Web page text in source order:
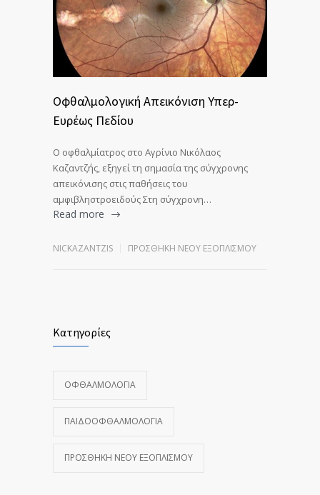
Οφθαλμολογική Απεικόνιση Υπερ-
Ευρέως Πεδίου
Ο οφθαλμίατρος στο Αγρίνιο Νικόλαος
Καζαντζής, εξηγεί τη σημασία της σύγχρονης
απεικόνισης στις παθήσεις του
αμφιβληστροειδούς Στη σύγχρονη…
Read more
NICKAZANTZIS ΠΡΟΣΘΉΚΗ ΝΈΟΥ ΕΞΟΠΛΙΣΜΟΎ
Κατηγορίες
ΟΦΘΑΛΜΟΛΟΓΊΑ
ΠΑΙΔΟΟΦΘΑΛΜΟΛΟΓΊΑ
ΠΡΟΣΘΉΚΗ ΝΈΟΥ ΕΞΟΠΛΙΣΜΟΎ